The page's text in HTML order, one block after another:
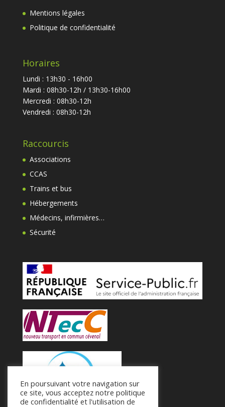
Mentions légales
Politique de confidentialité
Horaires
Lundi : 13h30 - 16h00
Mardi : 08h30-12h / 13h30-16h00
Mercredi : 08h30-12h
Vendredi : 08h30-12h
Raccourcis
Associations
CCAS
Trains et bus
Hébergements
Médecins, infirmières…
Sécurité
En poursuivant votre navigation sur
ce site, vous acceptez notre politique
de confidentialité et l'utilisation de